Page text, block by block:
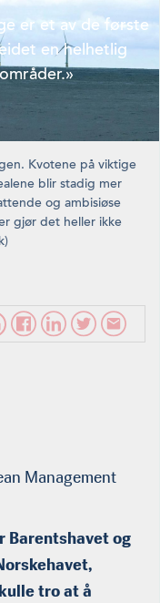
er et av de første
en helhetlig
Kvotene på viktige
blir stadig mer
og ambisiøse
gjør det heller ikke
Management
Barentshavet og
tro at å